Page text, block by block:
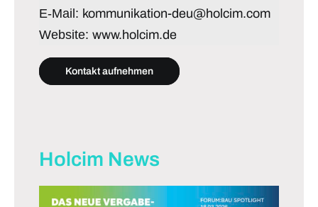
E-Mail: kommunikation-deu@holcim.com
Website: www.holcim.de
Kontakt aufnehmen
Holcim News